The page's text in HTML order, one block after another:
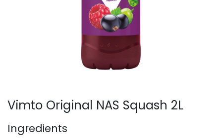
Vimto Original NAS Squash 2L
Ingredients